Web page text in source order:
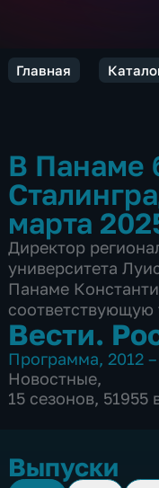
Главная
В Панаме
марта
Директор
университета
Панаме
соответствующую
Вести.
Программа, 2012
Новостные,
15 сезонов, 51955
Выпуски